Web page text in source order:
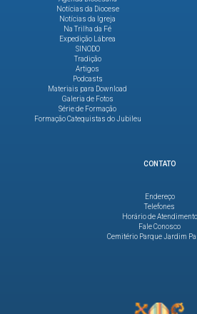
Notícias da Diocese
Notícias da Igreja
Na Trilha da Fé
Expedição Lábrea
SINODO
Tradição
Artigos
Podcasts
Materiais para Download
Galeria de Fotos
Série de Formação
Formação Catequistas do Jubileu
CONTATO
Endereço
Telefones
Horário de Atendimento
Fale Conosco
Cemitério Parque Jardim